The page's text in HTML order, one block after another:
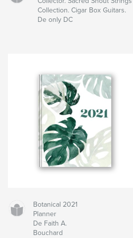
Collection. Cigar Box Guitars.
De only DC
Botanical 2021
Planner
De Faith A.
Bouchard